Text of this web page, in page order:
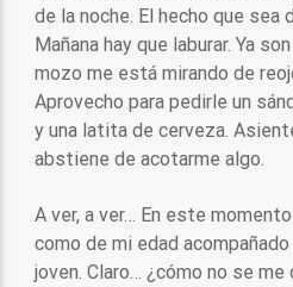
de la noche. El hecho que sea
Mañana hay que laburar. Ya
mozo me está mirando de
Aprovecho para pedirle un
y una latita de cerveza.
abstiene de acotarme algo.
A ver, a ver… En este
como de mi edad
joven. Claro… ¿cómo no se me